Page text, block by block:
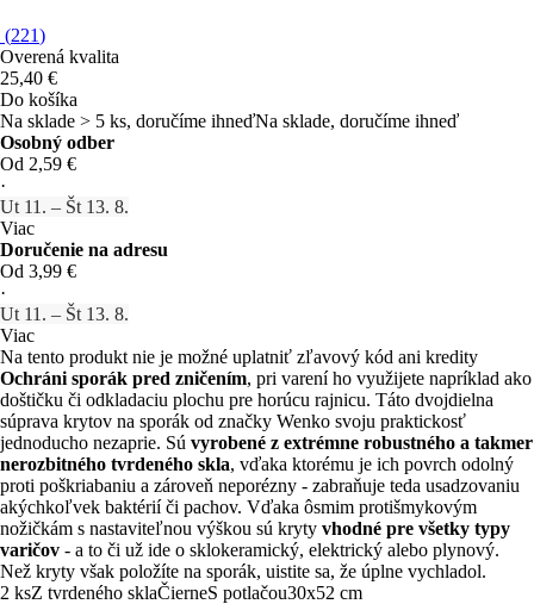
(221)
Overená kvalita
25,40 €
Do košíka
Na sklade > 5 ks, doručíme ihneďNa sklade, doručíme ihneď
Osobný odber
Od 2,59 €
·
Ut 11. – Št 13. 8.
Viac
Doručenie na adresu
Od 3,99 €
·
Ut 11. – Št 13. 8.
Viac
Na tento produkt nie je možné uplatniť zľavový kód ani kredity
Ochráni sporák pred zničením, pri varení ho využijete napríklad ako
doštičku či odkladaciu plochu pre horúcu rajnicu. Táto dvojdielna
súprava krytov na sporák od značky Wenko svoju praktickosť
jednoducho nezaprie. Sú vyrobené z extrémne robustného a takmer
nerozbitného tvrdeného skla, vďaka ktorému je ich povrch odolný
proti poškriabaniu a zároveň neporézny - zabraňuje teda usadzovaniu
akýchkoľvek baktérií či pachov. Vďaka ôsmim protišmykovým
nožičkám s nastaviteľnou výškou sú kryty vhodné pre všetky typy
varičov - a to či už ide o sklokeramický, elektrický alebo plynový.
Než kryty však položíte na sporák, uistite sa, že úplne vychladol.
2 ksZ tvrdeného sklaČierneS potlačou30x52 cm